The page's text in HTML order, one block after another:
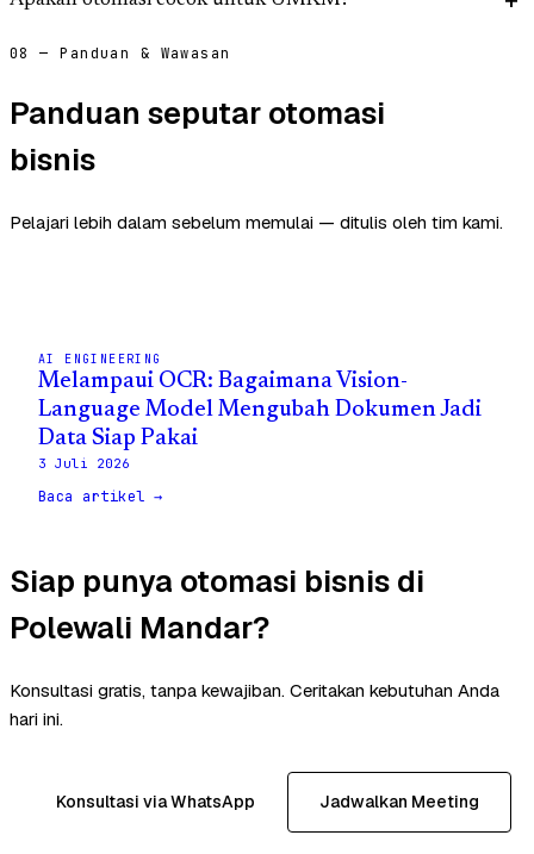
08 — Panduan & Wawasan
Panduan seputar otomasi
bisnis
Pelajari lebih dalam sebelum memulai — ditulis oleh tim kami.
AI ENGINEERING
Melampaui OCR: Bagaimana Vision-
Language Model Mengubah Dokumen Jadi
Data Siap Pakai
3 Juli 2026
Baca artikel →
Siap punya otomasi bisnis di
Polewali Mandar?
Konsultasi gratis, tanpa kewajiban. Ceritakan kebutuhan Anda
hari ini.
Konsultasi via WhatsApp Jadwalkan Meeting